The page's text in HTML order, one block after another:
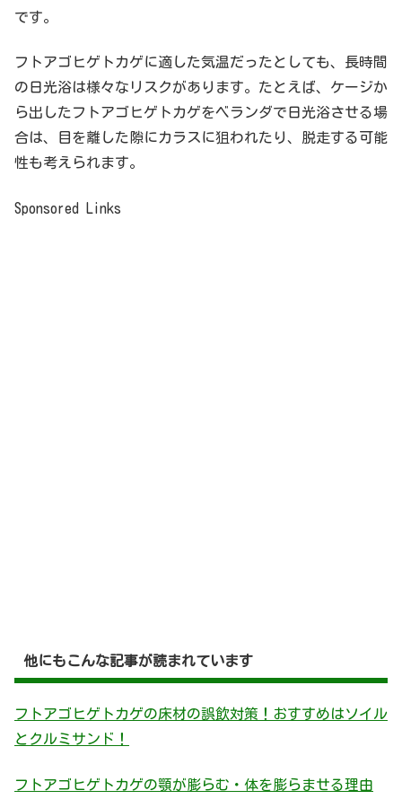
です。
フトアゴヒゲトカゲに適した気温だったとしても、長時間
の日光浴は様々なリスクがあります。たとえば、ケージか
ら出したフトアゴヒゲトカゲをベランダで日光浴させる場
合は、目を離した隙にカラスに狙われたり、脱走する可能
性も考えられます。
Sponsored Links
他にもこんな記事が読まれています
フトアゴヒゲトカゲの床材の誤飲対策！おすすめはソイル
とクルミサンド！
フトアゴヒゲトカゲの顎が膨らむ・体を膨らませる理由